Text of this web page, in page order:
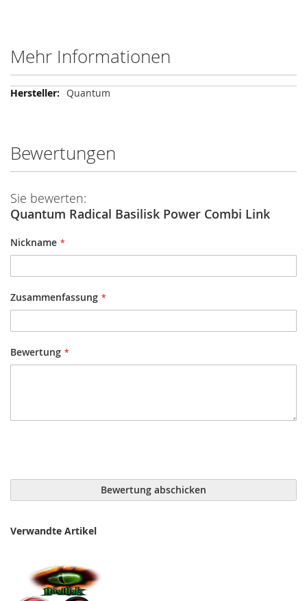
Mehr Informationen
Mehr
Quantum
Bewertungen
Sie bewerten:
Quantum Radical Basilisk Power Combi Link
Nickname
Zusammenfassung
Bewertung
Bewertung abschicken
Verwandte Artikel